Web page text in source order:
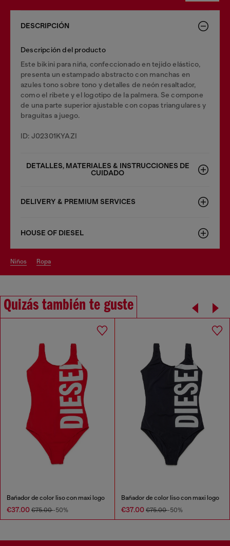
DESCRIPCIÓN
Descripción del producto
Este bikini para niña, confeccionado en tejido elástico,
presenta un estampado abstracto con manchas en
azules tono sobre tono y detalles de neón resaltador,
como el ribete y el logotipo de la palmera. Se compone
de una parte superior ajustable con copas triangulares y
braguitas a juego.
ID: J02301KYAZI
DETALLES, MATERIALES & INSTRUCCIONES DE
CUIDADO
DELIVERY & PREMIUM SERVICES
HOUSE OF DIESEL
niños ropa
Quizás también te guste
Bañador de color liso con maxi logo
€37.00 €75.00-50%
Bañador de color liso con maxi logo
€37.00 €75.00-50%